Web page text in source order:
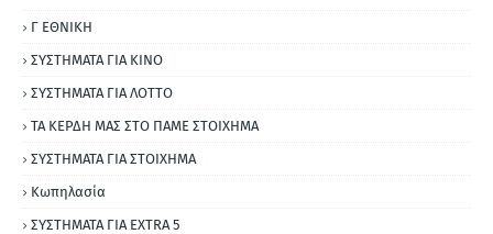
Γ ΕΘΝΙΚΗ
ΣΥΣΤΗΜΑΤΑ ΓΙΑ ΚΙΝΟ
ΣΥΣΤΗΜΑΤΑ ΓΙΑ ΛΟΤΤΟ
ΤΑ ΚΕΡΔΗ ΜΑΣ ΣΤΟ ΠΑΜΕ ΣΤΟΙΧΗΜΑ
ΣΥΣΤΗΜΑΤΑ ΓΙΑ ΣΤΟΙΧΗΜΑ
Κωπηλασία
ΣΥΣΤΗΜΑΤΑ ΓΙΑ ΕΧΤRΑ 5